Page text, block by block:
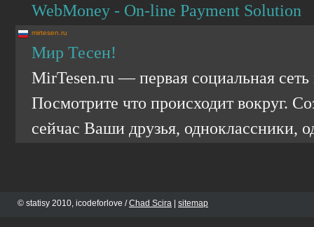
WebMoney - On-line Payment Solution
mirtesen.ru
Мир Тесен!
MirTesen.ru — первая социальная
Посмотрите что происходит вокруг.
сейчас Ваши друзья, одноклассники,
© statisy 2010, icodeforlove /Chad Scira sitemap